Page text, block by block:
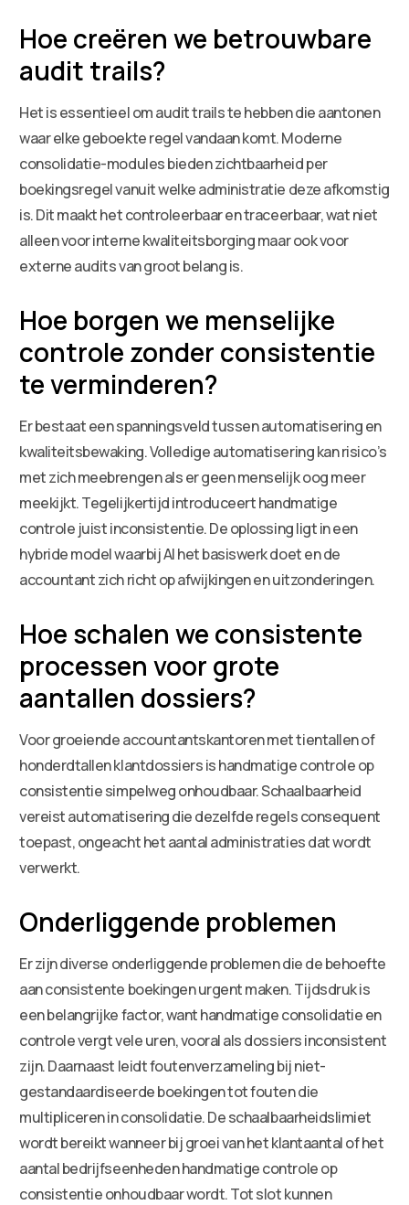
Hoe creëren we betrouwbare
audit trails?
Het is essentieel om audit trails te hebben die aantonen
waar elke geboekte regel vandaan komt. Moderne
consolidatie-modules bieden zichtbaarheid per
boekingsregel vanuit welke administratie deze afkomstig
is. Dit maakt het controleerbaar en traceerbaar, wat niet
alleen voor interne kwaliteitsborging maar ook voor
externe audits van groot belang is.
Hoe borgen we menselijke
controle zonder consistentie
te verminderen?
Er bestaat een spanningsveld tussen automatisering en
kwaliteitsbewaking. Volledige automatisering kan risico’s
met zich meebrengen als er geen menselijk oog meer
meekijkt. Tegelijkertijd introduceert handmatige
controle juist inconsistentie. De oplossing ligt in een
hybride model waarbij AI het basiswerk doet en de
accountant zich richt op afwijkingen en uitzonderingen.
Hoe schalen we consistente
processen voor grote
aantallen dossiers?
Voor groeiende accountantskantoren met tientallen of
honderdtallen klantdossiers is handmatige controle op
consistentie simpelweg onhoudbaar. Schaalbaarheid
vereist automatisering die dezelfde regels consequent
toepast, ongeacht het aantal administraties dat wordt
verwerkt.
Onderliggende problemen
Er zijn diverse onderliggende problemen die de behoefte
aan consistente boekingen urgent maken. Tijdsdruk is
een belangrijke factor, want handmatige consolidatie en
controle vergt vele uren, vooral als dossiers inconsistent
zijn. Daarnaast leidt foutenverzameling bij niet-
gestandaardiseerde boekingen tot fouten die
multipliceren in consolidatie. De schaalbaarheidslimiet
wordt bereikt wanneer bij groei van het klantaantal of het
aantal bedrijfseenheden handmatige controle op
consistentie onhoudbaar wordt. Tot slot kunnen